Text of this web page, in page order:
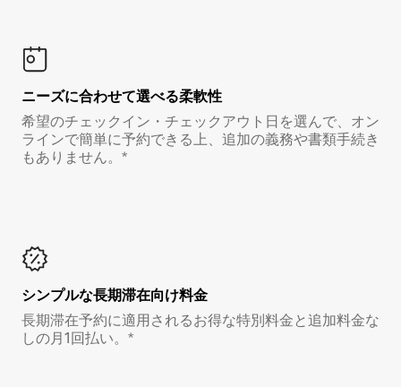
ニーズに合わせて選べる柔軟性
希望のチェックイン・チェックアウト日を選んで、オン
ラインで簡単に予約できる上、追加の義務や書類手続き
もありません。*
シンプルな長期滞在向け料金
長期滞在予約に適用されるお得な特別料金と追加料金な
しの月1回払い。*